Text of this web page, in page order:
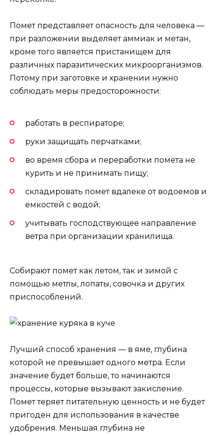
Помет представляет опасность для человека —
при разложении выделяет аммиак и метан,
кроме того является пристанищем для
различных паразитических микроорганизмов.
Потому при заготовке и хранении нужно
соблюдать меры предосторожности:
работать в респираторе;
руки защищать перчатками;
во время сбора и переработки помета не
курить и не принимать пищу;
складировать помет вдалеке от водоемов и
емкостей с водой;
учитывать господствующее направление
ветра при организации хранилища.
Собирают помет как летом, так и зимой с
помощью метлы, лопаты, совочка и других
приспособлений.
Лучший способ хранения — в яме, глубина
которой не превышает одного метра. Если
значение будет больше, то начинаются
процессы, которые вызывают закисление.
Помет теряет питательную ценность и не будет
пригоден для использования в качестве
удобрения. Меньшая глубина не